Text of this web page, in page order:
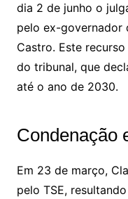
dia 2 de junho o
pelo ex-governador
Castro. Este
do tribunal, que
até o ano de 2030.
Condenação
Em 23 de março,
pelo TSE,